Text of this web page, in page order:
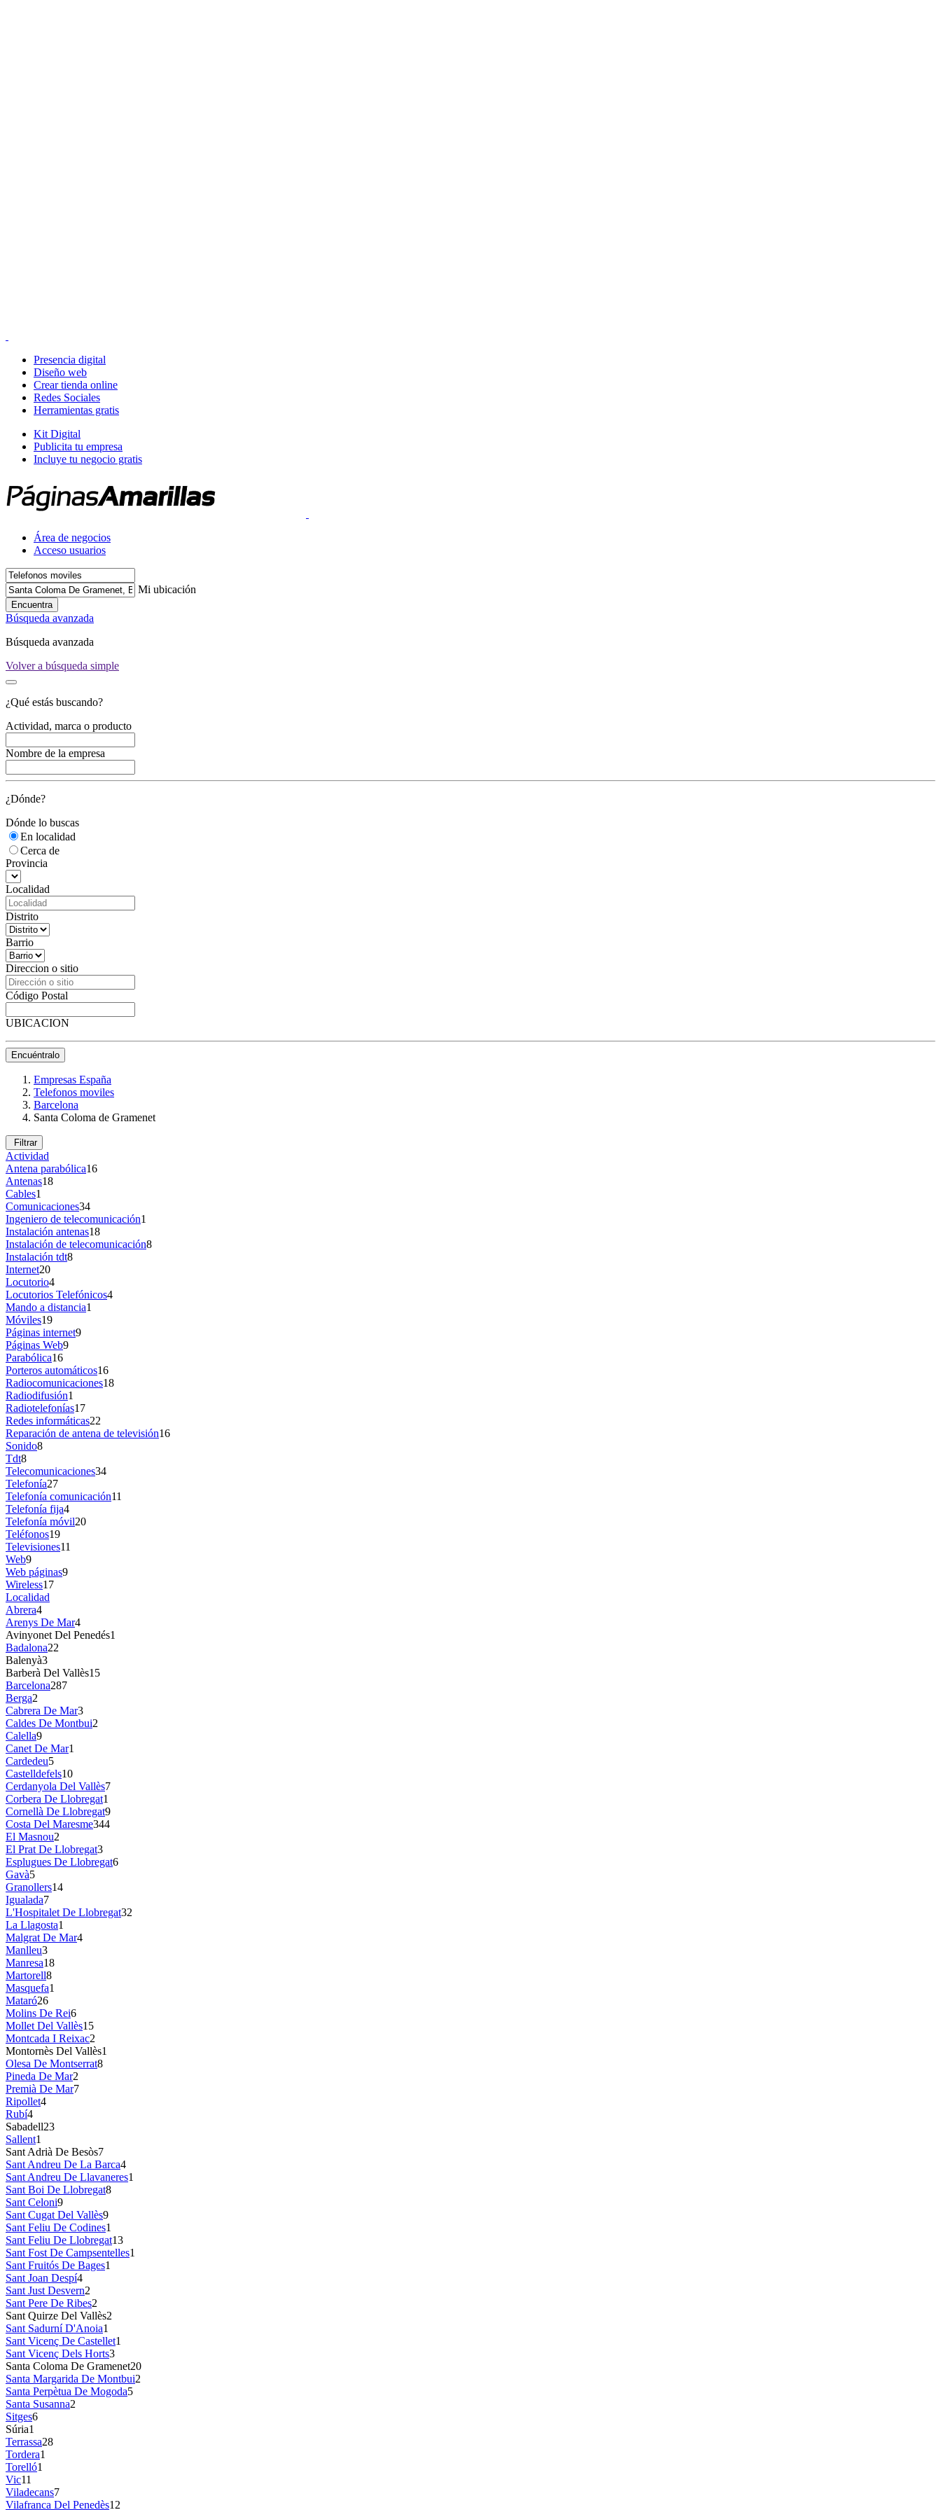
Presencia digital
Diseño web
Crear tienda online
Redes Sociales
Herramientas gratis
Kit Digital
Publicita tu empresa
Incluye tu negocio gratis
Área de negocios
Acceso usuarios
Mi ubicación
Encuentra
Búsqueda avanzada
Búsqueda avanzada
Volver a búsqueda simple
¿Qué estás buscando?
Actividad, marca o producto
Nombre de la empresa
¿Dónde?
Dónde lo buscas
En localidad
Cerca de
Provincia
Localidad
Distrito
Barrio
Direccion o sitio
Código Postal
UBICACION
Encuéntralo
Empresas España
Telefonos moviles
Barcelona
Santa Coloma de Gramenet
Filtrar
Actividad
Antena parabólica16
Antenas18
Cables1
Comunicaciones34
Ingeniero de telecomunicación1
Instalación antenas18
Instalación de telecomunicación8
Instalación tdt8
Internet20
Locutorio4
Locutorios Telefónicos4
Mando a distancia1
Móviles19
Páginas internet9
Páginas Web9
Parabólica16
Porteros automáticos16
Radiocomunicaciones18
Radiodifusión1
Radiotelefonías17
Redes informáticas22
Reparación de antena de televisión16
Sonido8
Tdt8
Telecomunicaciones34
Telefonía27
Telefonía comunicación11
Telefonía fija4
Telefonía móvil20
Teléfonos19
Televisiones11
Web9
Web páginas9
Wireless17
Localidad
Abrera4
Arenys De Mar4
Avinyonet Del Penedés1
Badalona22
Balenyà3
Barberà Del Vallès15
Barcelona287
Berga2
Cabrera De Mar3
Caldes De Montbui2
Calella9
Canet De Mar1
Cardedeu5
Castelldefels10
Cerdanyola Del Vallès7
Corbera De Llobregat1
Cornellà De Llobregat9
Costa Del Maresme344
El Masnou2
El Prat De Llobregat3
Esplugues De Llobregat6
Gavà5
Granollers14
Igualada7
L'Hospitalet De Llobregat32
La Llagosta1
Malgrat De Mar4
Manlleu3
Manresa18
Martorell8
Masquefa1
Mataró26
Molins De Rei6
Mollet Del Vallès15
Montcada I Reixac2
Montornès Del Vallès1
Olesa De Montserrat8
Pineda De Mar2
Premià De Mar7
Ripollet4
Rubí4
Sabadell23
Sallent1
Sant Adrià De Besòs7
Sant Andreu De La Barca4
Sant Andreu De Llavaneres1
Sant Boi De Llobregat8
Sant Celoni9
Sant Cugat Del Vallès9
Sant Feliu De Codines1
Sant Feliu De Llobregat13
Sant Fost De Campsentelles1
Sant Fruitós De Bages1
Sant Joan Despí4
Sant Just Desvern2
Sant Pere De Ribes2
Sant Quirze Del Vallès2
Sant Sadurní D'Anoia1
Sant Vicenç De Castellet1
Sant Vicenç Dels Horts3
Santa Coloma De Gramenet20
Santa Margarida De Montbui2
Santa Perpètua De Mogoda5
Santa Susanna2
Sitges6
Súria1
Terrassa28
Tordera1
Torelló1
Vic11
Viladecans7
Vilafranca Del Penedès12